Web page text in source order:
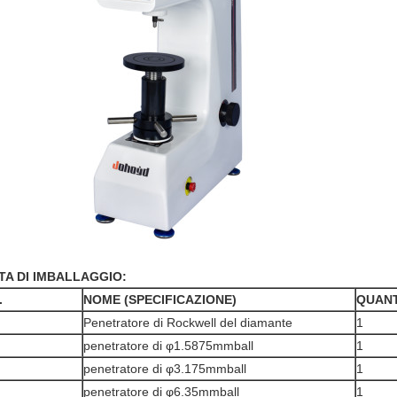
DI IMBALLAGGIO:
NOME (SPECIFICAZIONE)
Penetratore di Rockwell del diamante
1
penetratore di φ1.5875mmball
1
penetratore di φ3.175mmball
1
penetratore di φ6.35mmball
1